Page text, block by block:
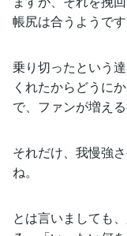
帳尻は合うようです
乗り切ったという
くれたからどうに
で、ファンが増え
それだけ、我慢強
ね。
とは言いましても